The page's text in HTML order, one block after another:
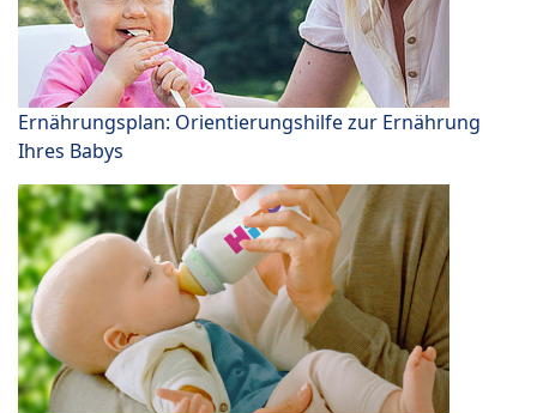
Ernährungsplan: Orientierungshilfe zur Ernährung
Ihres Babys